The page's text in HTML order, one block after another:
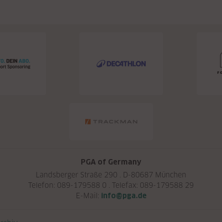
PGA of Germany
Landsberger Straße 290 . D-80687 München
Telefon: 089-179588 0 . Telefax: 089-179588 29
E-Mail: info@pga.de